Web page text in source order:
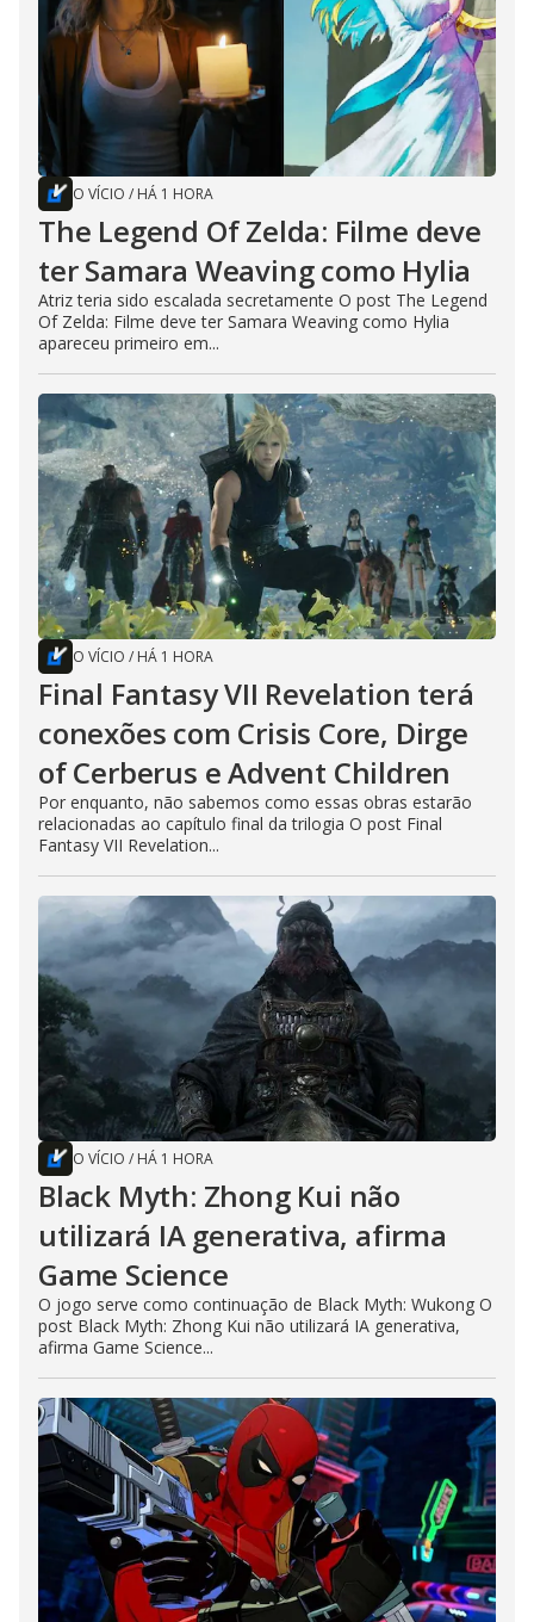
O VÍCIO / HÁ 1 HORA
The Legend Of Zelda: Filme deve
ter Samara Weaving como Hylia
Atriz teria sido escalada secretamente O post The Legend
Of Zelda: Filme deve ter Samara Weaving como Hylia
apareceu primeiro em...
O VÍCIO / HÁ 1 HORA
Final Fantasy VII Revelation terá
conexões com Crisis Core, Dirge
of Cerberus e Advent Children
Por enquanto, não sabemos como essas obras estarão
relacionadas ao capítulo final da trilogia O post Final
Fantasy VII Revelation...
O VÍCIO / HÁ 1 HORA
Black Myth: Zhong Kui não
utilizará IA generativa, afirma
Game Science
O jogo serve como continuação de Black Myth: Wukong O
post Black Myth: Zhong Kui não utilizará IA generativa,
afirma Game Science...